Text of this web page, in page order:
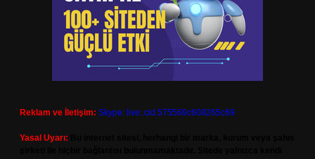
Reklam ve İletişim: Skype: live:.cid.575569c608265c69
Yasal Uyarı: